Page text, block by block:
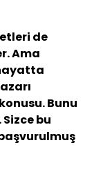
de
Ama
Bunu
bu